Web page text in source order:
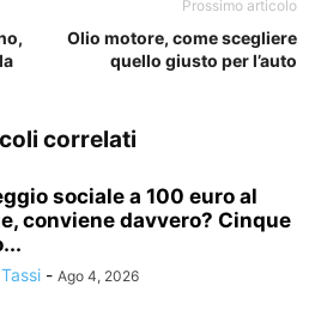
Prossimo articolo
Olio motore, come scegliere
quello giusto per l’auto
correlati
sociale a 100 euro al
conviene davvero? Cinque
- Ago 4, 2026